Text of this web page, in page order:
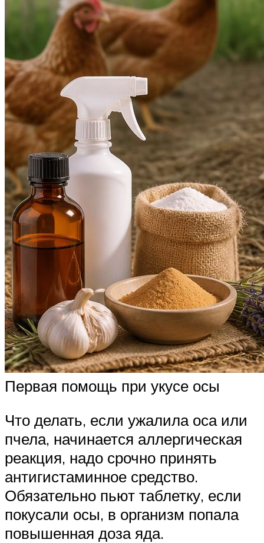
Первая помощь при укусе осы
Что делать, если ужалила оса или
пчела, начинается аллергическая
реакция, надо срочно принять
антигистаминное средство.
Обязательно пьют таблетку, если
покусали осы, в организм попала
повышенная доза яда.